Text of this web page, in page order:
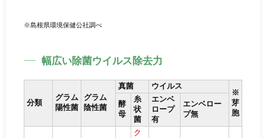
※島根県環境保健公社調べ
幅広い除菌ウイルス除去力
分類
グラム
陽性菌
グラム
陰性菌
真菌 ウイルス
※
芽
胞
酵
母
糸
状
菌
エンベ
ロープ
有
エンベロー
プ無
ク